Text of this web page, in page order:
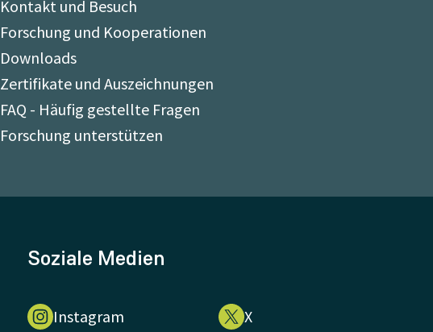
Kontakt und Besuch
Forschung und Kooperationen
Downloads
Zertifikate und Auszeichnungen
FAQ - Häufig gestellte Fragen
Forschung unterstützen
Soziale Medien
Instagram X